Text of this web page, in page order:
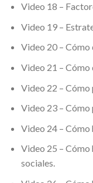
Video 18 –
Video 19 –
Video 20 – Cómo
Video 21 – Cómo
Video 22 – Cómo
Video 23 – Cómo
Video 24 – Cómo
Video 25 – Cómo
sociales.